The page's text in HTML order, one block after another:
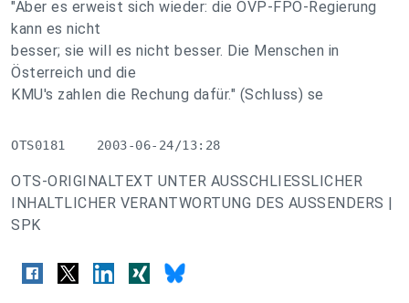
"Aber es erweist sich wieder: die ÖVP-FPÖ-Regierung
kann es nicht
besser; sie will es nicht besser. Die Menschen in
Österreich und die
KMU's zahlen die Rechung dafür." (Schluss) se
OTS0181    2003-06-24/13:28
OTS-ORIGINALTEXT UNTER AUSSCHLIESSLICHER
INHALTLICHER VERANTWORTUNG DES AUSSENDERS |
SPK